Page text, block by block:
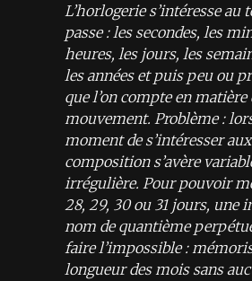
L’horlogerie s’intéresse au
passe : les secondes, les
heures, les jours, les
les années et puis peu ou
que l’on compte en matière
mouvement. Problème :
moment de s’intéresser
composition s’avère
irrégulière. Pour pouvoir
28, 29, 30 ou 31 jours, une
nom de quantième
faire l’impossible :
longueur des mois sans